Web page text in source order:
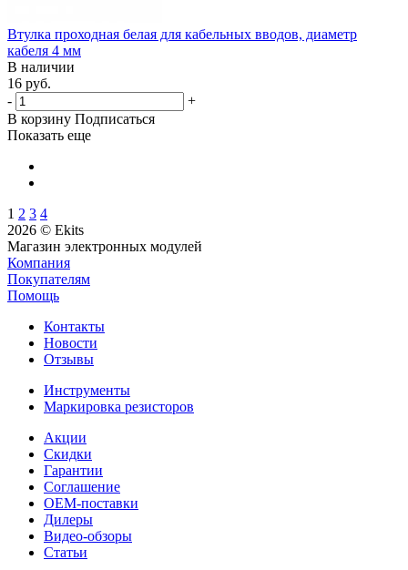
Втулка проходная белая для кабельных вводов, диаметр
кабеля 4 мм
В наличии
16 руб.
-
+
В корзину Подписаться
Показать еще
1 2 3 4
2026 © Ekits
Магазин электронных модулей
Компания
Покупателям
Помощь
Контакты
Новости
Отзывы
Инструменты
Маркировка резисторов
Акции
Скидки
Гарантии
Соглашение
OEM-поставки
Дилеры
Видео-обзоры
Статьи